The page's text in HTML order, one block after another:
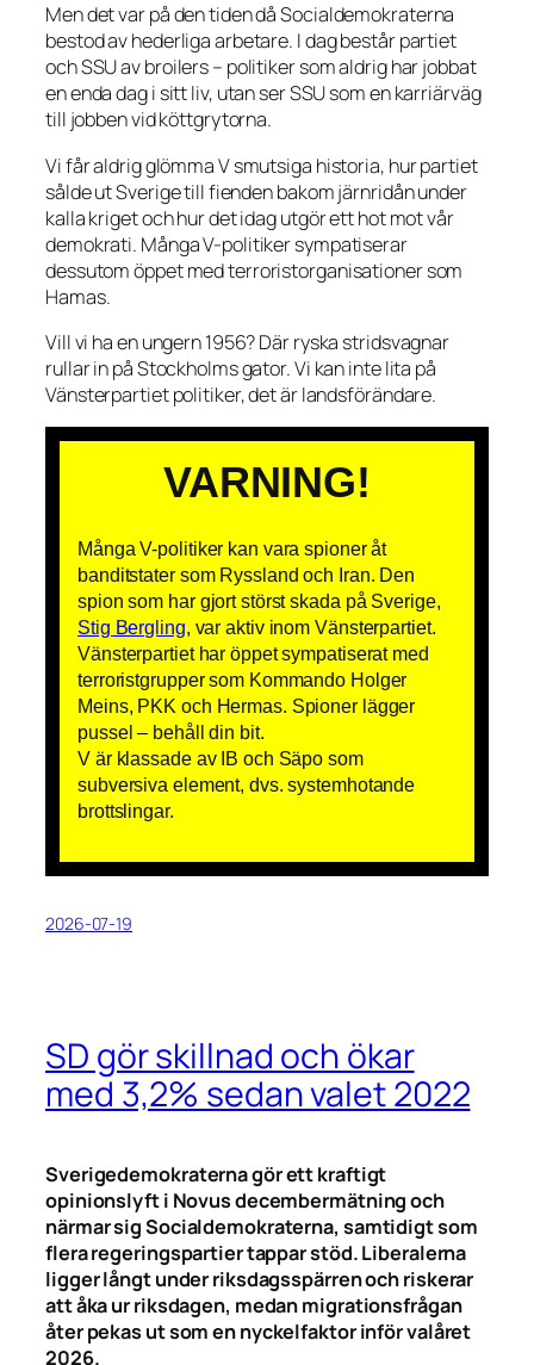
Men det var på den tiden då Socialdemokraterna
bestod av hederliga arbetare. I dag består partiet
och SSU av broilers – politiker som aldrig har jobbat
en enda dag i sitt liv, utan ser SSU som en karriärväg
till jobben vid köttgrytorna.
Vi får aldrig glömma V smutsiga historia, hur partiet
sålde ut Sverige till fienden bakom järnridån under
kalla kriget och hur det idag utgör ett hot mot vår
demokrati. Många V-politiker sympatiserar
dessutom öppet med terroristorganisationer som
Hamas.
Vill vi ha en ungern 1956? Där ryska stridsvagnar
rullar in på Stockholms gator. Vi kan inte lita på
Vänsterpartiet politiker, det är landsförändare.
VARNING!
Många V-politiker kan vara spioner åt
banditstater som Ryssland och Iran. Den
spion som har gjort störst skada på Sverige,
Stig Bergling, var aktiv inom Vänsterpartiet.
Vänsterpartiet har öppet sympatiserat med
terroristgrupper som Kommando Holger
Meins, PKK och Hermas. Spioner lägger
pussel – behåll din bit.
V är klassade av IB och Säpo som
subversiva element, dvs. systemhotande
brottslingar.
2026-07-19
SD gör skillnad och ökar
med 3,2% sedan valet 2022
Sverigedemokraterna gör ett kraftigt
opinionslyft i Novus decembermätning och
närmar sig Socialdemokraterna, samtidigt som
flera regeringspartier tappar stöd. Liberalerna
ligger långt under riksdagsspärren och riskerar
att åka ur riksdagen, medan migrationsfrågan
åter pekas ut som en nyckelfaktor inför valåret
2026.